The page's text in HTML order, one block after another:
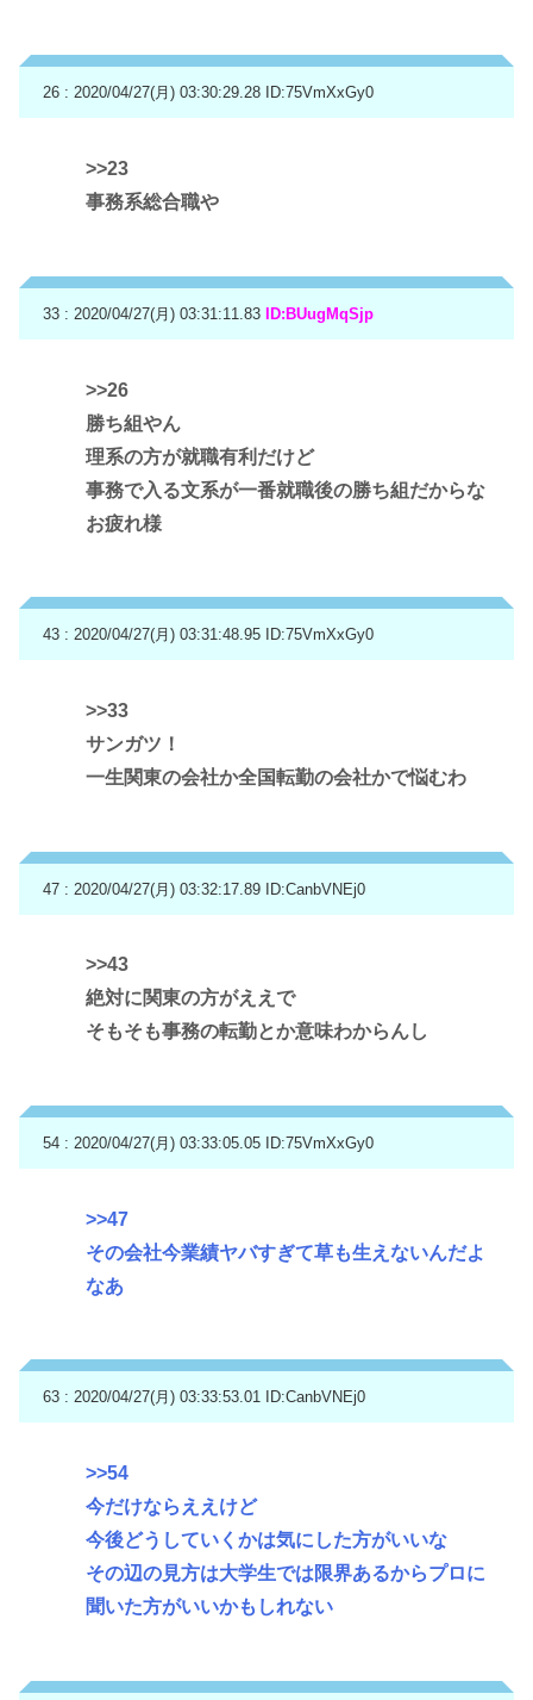
26 : 2020/04/27(月) 03:30:29.28 ID:75VmXxGy0
>>23
事務系総合職や
33 : 2020/04/27(月) 03:31:11.83 ID:BUugMqSjp
>>26
勝ち組やん
理系の方が就職有利だけど
事務で入る文系が一番就職後の勝ち組だからな
お疲れ様
43 : 2020/04/27(月) 03:31:48.95 ID:75VmXxGy0
>>33
サンガツ！
一生関東の会社か全国転勤の会社かで悩むわ
47 : 2020/04/27(月) 03:32:17.89 ID:CanbVNEj0
>>43
絶対に関東の方がええで
そもそも事務の転勤とか意味わからんし
54 : 2020/04/27(月) 03:33:05.05 ID:75VmXxGy0
>>47
その会社今業績ヤバすぎて草も生えないんだよ
なあ
63 : 2020/04/27(月) 03:33:53.01 ID:CanbVNEj0
>>54
今だけならええけど
今後どうしていくかは気にした方がいいな
その辺の見方は大学生では限界あるからプロに
聞いた方がいいかもしれない